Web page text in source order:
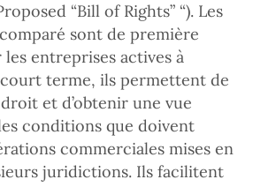
“Bill of Rights” “). Les
sont de première
entreprises actives à
terme, ils permettent de
et d’obtenir une vue
conditions que doivent
commerciales mises en
juridictions. Ils facilitent